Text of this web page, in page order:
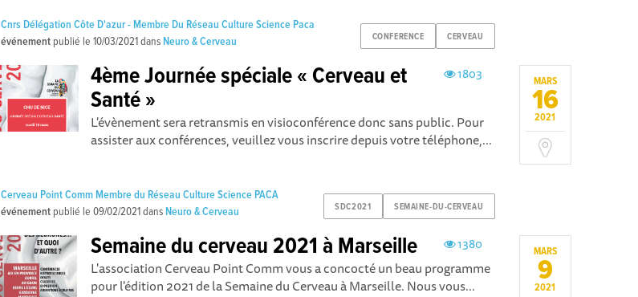
CONFERENCE CERVEAU
Cnrs Délégation Côte D'azur - Membre Du Réseau Culture Science Paca
événement publié le10/03/2021dans Neuro & Cerveau
MARS
16
2021
1803
4ème Journée spéciale « Cerveau et
Santé »
L'évènement sera retransmis en visioconférence donc sans public. Pour
assister aux conférences, veuillez vous inscrire depuis votre téléphone,...
SDC2021 SEMAINE-DU-CERVEAU
Cerveau Point Comm Membre du Réseau Culture Science PACA
événement publié le09/02/2021dans Neuro & Cerveau
MARS
9
2021
1380
Semaine du cerveau 2021 à Marseille
L'association Cerveau Point Comm vous a concocté un beau programme
pour l'édition 2021 de la Semaine du Cerveau à Marseille. Nous vous...